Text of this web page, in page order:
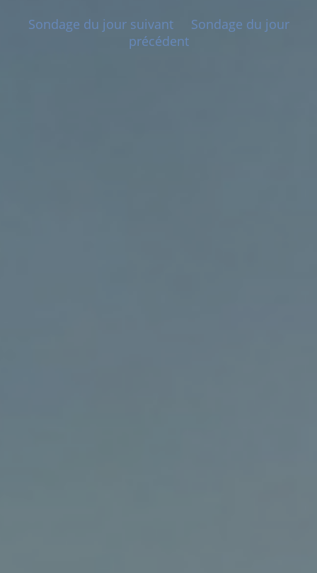
Sondage du jour suivant
Sondage du jour
précédent